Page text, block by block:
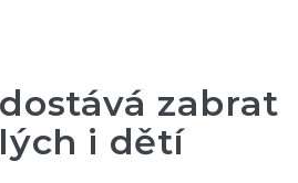
zabrat
i dětí